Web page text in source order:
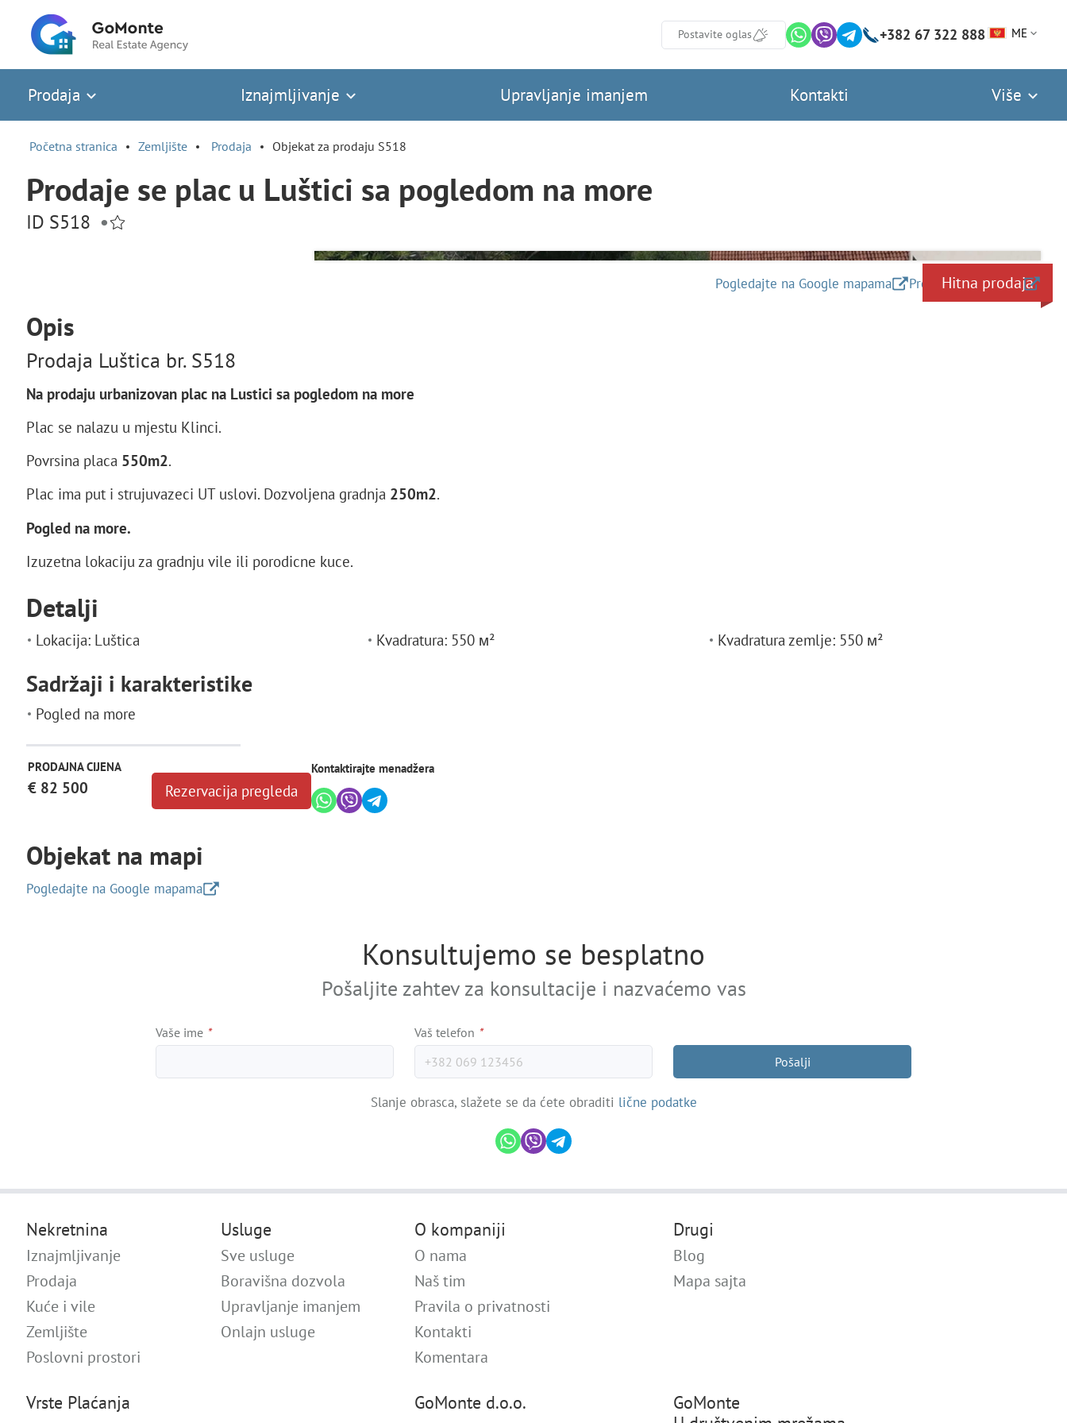
Postavite oglas +382 67 322 888 ME
Prodaja Iznajmljivanje Upravljanje imanjem Kontakti Više
Početna stranica Zemljište Prodaja Objekat za prodaju S518
Prodaje se plac u Luštici sa pogledom na more
ID S518 •
Hitna prodaja
Pogledajte na Google mapama Preuzmite datoteke
Opis
Prodaja Luštica br. S518
Na prodaju urbanizovan plac na Lustici sa pogledom na more
Plac se nalazu u mjestu Klinci.
Povrsina placa 550m2.
Plac ima put i strujuvazeci UT uslovi. Dozvoljena gradnja 250m2.
Pogled na more.
Izuzetna lokaciju za gradnju vile ili porodicne kuce.
Detalji
Lokacija: Luštica Kvadratura: 550 м² Kvadratura zemlje: 550 м²
Sadržaji i karakteristike
Pogled na more
PRODAJNA CIJENA
€ 82 500 Rezervacija pregleda
Kontaktirajte menadžera
Objekat na mapi
Pogledajte na Google mapama
Konsultujemo se besplatno
Pošaljite zahtev za konsultacije i nazvaćemo vas
Vaše ime * Vaš telefon *
Pošalji
Slanje obrasca, slažete se da ćete obraditi lične podatke
Nekretnina
Iznajmljivanje
Prodaja
Kuće i vile
Zemljište
Poslovni prostori
Usluge
Sve usluge
Boravišna dozvola
Upravljanje imanjem
Onlajn usluge
O kompaniji
O nama
Naš tim
Pravila o privatnosti
Kontakti
Komentara
Drugi
Blog
Mapa sajta
Vrste Plaćanja GoMonte d.o.o.
GoMonte